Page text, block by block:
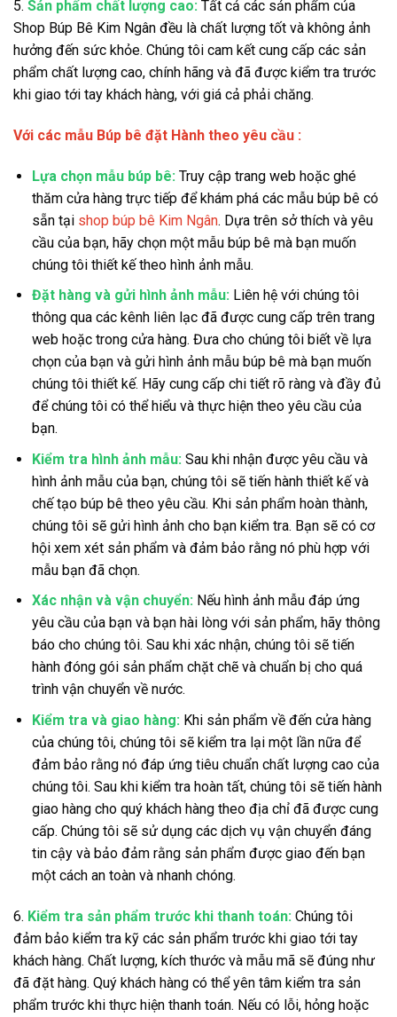
5. Sản phẩm chất lượng cao: Tất cả các sản phẩm của
Shop Búp Bê Kim Ngân đều là chất lượng tốt và không ảnh
hưởng đến sức khỏe. Chúng tôi cam kết cung cấp các sản
phẩm chất lượng cao, chính hãng và đã được kiểm tra trước
khi giao tới tay khách hàng, với giá cả phải chăng.
Với các mẫu Búp bê đặt Hành theo yêu cầu :
Lựa chọn mẫu búp bê: Truy cập trang web hoặc ghé
thăm cửa hàng trực tiếp để khám phá các mẫu búp bê có
sẵn tại shop búp bê Kim Ngân. Dựa trên sở thích và yêu
cầu của bạn, hãy chọn một mẫu búp bê mà bạn muốn
chúng tôi thiết kế theo hình ảnh mẫu.
Đặt hàng và gửi hình ảnh mẫu: Liên hệ với chúng tôi
thông qua các kênh liên lạc đã được cung cấp trên trang
web hoặc trong cửa hàng. Đưa cho chúng tôi biết về lựa
chọn của bạn và gửi hình ảnh mẫu búp bê mà bạn muốn
chúng tôi thiết kế. Hãy cung cấp chi tiết rõ ràng và đầy đủ
để chúng tôi có thể hiểu và thực hiện theo yêu cầu của
bạn.
Kiểm tra hình ảnh mẫu: Sau khi nhận được yêu cầu và
hình ảnh mẫu của bạn, chúng tôi sẽ tiến hành thiết kế và
chế tạo búp bê theo yêu cầu. Khi sản phẩm hoàn thành,
chúng tôi sẽ gửi hình ảnh cho bạn kiểm tra. Bạn sẽ có cơ
hội xem xét sản phẩm và đảm bảo rằng nó phù hợp với
mẫu bạn đã chọn.
Xác nhận và vận chuyển:Nếu hình ảnh mẫu đáp ứng
yêu cầu của bạn và bạn hài lòng với sản phẩm, hãy thông
báo cho chúng tôi. Sau khi xác nhận, chúng tôi sẽ tiến
hành đóng gói sản phẩm chặt chẽ và chuẩn bị cho quá
trình vận chuyển về nước.
Kiểm tra và giao hàng:Khi sản phẩm về đến cửa hàng
của chúng tôi, chúng tôi sẽ kiểm tra lại một lần nữa để
đảm bảo rằng nó đáp ứng tiêu chuẩn chất lượng cao của
chúng tôi. Sau khi kiểm tra hoàn tất, chúng tôi sẽ tiến hành
giao hàng cho quý khách hàng theo địa chỉ đã được cung
cấp. Chúng tôi sẽ sử dụng các dịch vụ vận chuyển đáng
tin cậy và bảo đảm rằng sản phẩm được giao đến bạn
một cách an toàn và nhanh chóng.
6. Kiểm tra sản phẩm trước khi thanh toán: Chúng tôi
đảm bảo kiểm tra kỹ các sản phẩm trước khi giao tới tay
khách hàng. Chất lượng, kích thước và mẫu mã sẽ đúng như
đã đặt hàng. Quý khách hàng có thể yên tâm kiểm tra sản
phẩm trước khi thực hiện thanh toán. Nếu có lỗi, hỏng hoặc